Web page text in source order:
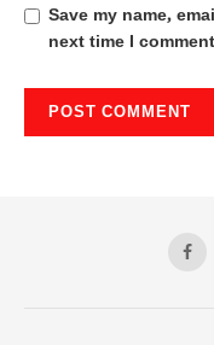
Save my name,
next time I